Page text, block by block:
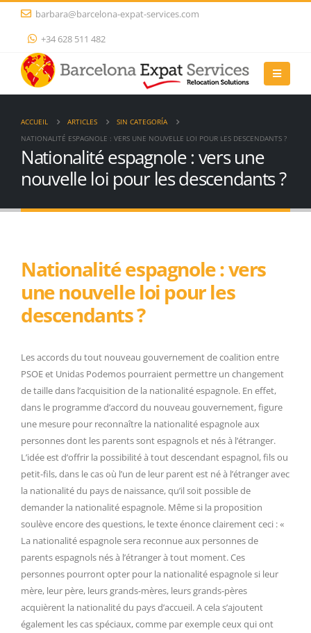
barbara@barcelona-expat-services.com
+34 628 511 482
ACCUEIL ARTICLES
SIN CATEGORÍA
NATIONALITÉ ESPAGNOLE : VERS UNE NOUVELLE LOI POUR LES DESCENDANTS ?
Nationalité espagnole : vers une
nouvelle loi pour les descendants ?
Nationalité espagnole : vers
une nouvelle loi pour les
descendants ?
Les accords du tout nouveau gouvernement de coalition entre
PSOE et Unidas Podemos pourraient permettre un changement
de taille dans l’acquisition de la nationalité espagnole. En effet,
dans le programme d’accord du nouveau gouvernement, figure
une mesure pour reconnaître la nationalité espagnole aux
personnes dont les parents sont espagnols et nés à l’étranger.
L’idée est d’offrir la possibilité à tout descendant espagnol, fils ou
petit-fils, dans le cas où l’un de leur parent est né à l’étranger avec
la nationalité du pays de naissance, qu’il soit possible de
demander la nationalité espagnole. Même si la proposition
soulève encore des questions, le texte énonce clairement ceci : «
La nationalité espagnole sera reconnue aux personnes de
parents espagnols nés à l’étranger à tout moment. Ces
personnes pourront opter pour la nationalité espagnole si leur
mère, leur père, leurs grands-mères, leurs grands-pères
acquièrent la nationalité du pays d’accueil. A cela s’ajoutent
également les cas spéciaux, comme par exemple ceux qui ont